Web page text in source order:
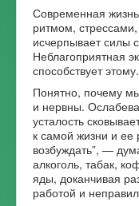
Современная
ритмом,
исчерпывает силы
Неблагоприятная
способствует этому.
Понятно, почему
и нервны.
усталость
к самой жизни и ее
возбуждать”, —
алкоголь, табак,
яды, доканчивая
работой и